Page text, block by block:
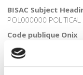
BISAC Subject
POL000000 POLITICAL
Code publique Onix
CLIL (Version 2013-
3283 SCIENCES